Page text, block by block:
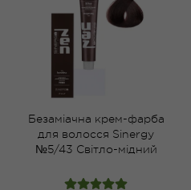
Безаміачна крем-фарба
для волосся Sinergy
№5/43 Світло-мідний